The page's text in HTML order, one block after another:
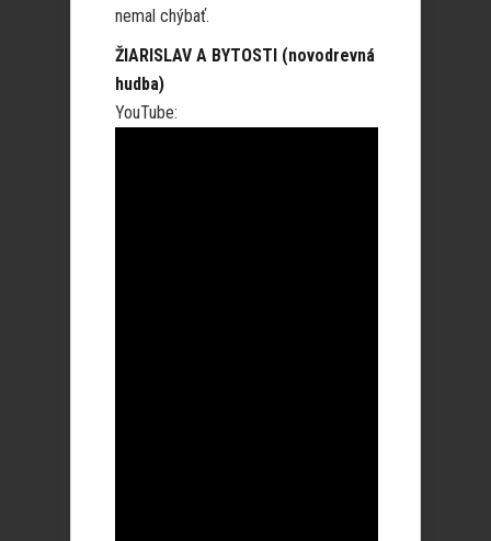
nemal chýbať.
ŽIARISLAV A BYTOSTI (novodrevná
hudba)
YouTube: